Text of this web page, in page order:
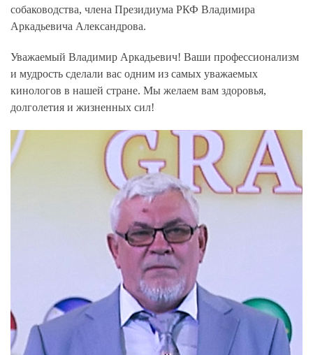
собаководства, члена Президиума РКФ Владимира
Аркадьевича Александрова.
Уважаемый Владимир Аркадьевич! Ваши профессионализм
и мудрость сделали вас одним из самых уважаемых
кинологов в нашей стране. Мы желаем вам здоровья,
долголетия и жизненных сил!